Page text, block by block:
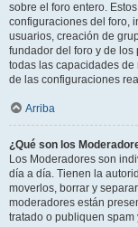
sobre el foro entero.
configuraciones del foro,
usuarios, creación de
fundador del foro y de los
todas las capacidades
de las configuraciones
Arriba
¿Qué son los
Los Moderadores son
día a día. Tienen la
moverlos, borrar y
moderadores están
tratado o publiquen